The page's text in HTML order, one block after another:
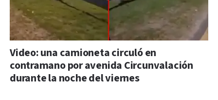
Video: una camioneta circuló en
contramano por avenida Circunvalación
durante la noche del viernes